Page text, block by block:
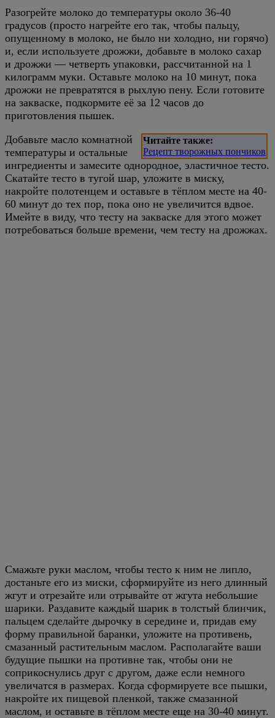
Разогрейте молоко до температуры около 36-40
градусов (просто нагрейте его так, чтобы пальцу,
опущенному в молоко, не было ни холодно, ни горячо)
и, если используете дрожжи, добавьте в молоко сахар
и дрожжи — четверть упаковки, рассчитанной на 1
килограмм муки. Оставьте молоко на 10 минут, пока
дрожжи не превратятся в рыхлую пену. Если готовите
на закваске, подкормите её за 12 часов до
приготовления пышек.
Читайте также:
Рецепт творожных пончиков
Добавьте масло комнатной
температуры и остальные
ингредиенты и замесите однородное, эластичное тесто.
Скатайте тесто в тугой шар, уложите в миску,
накройте полотенцем и оставьте в тёплом месте на 40-
60 минут до тех пор, пока оно не увеличится вдвое.
Имейте в виду, что тесту на закваске для этого может
потребоваться больше времени, чем тесту на дрожжах.
Смажьте руки маслом, чтобы тесто к ним не липло,
достаньте его из миски, сформируйте из него длинный
жгут и отрезайте или отрывайте от жгута небольшие
шарики. Раздавите каждый шарик в толстый блинчик,
пальцем сделайте дырочку в середине и, придав ему
форму правильной баранки, уложите на противень,
смазанный растительным маслом. Располагайте ваши
будущие пышки на противне так, чтобы они не
соприкоснулись друг с другом, даже если немного
увеличатся в размерах. Когда сформируете все пышки,
накройте их пищевой пленкой, также смазанной
маслом, и оставьте в тёплом месте еще на 30-40 минут.